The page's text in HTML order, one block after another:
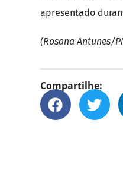
apresentado
(Rosana Antunes/
Compartilhe: